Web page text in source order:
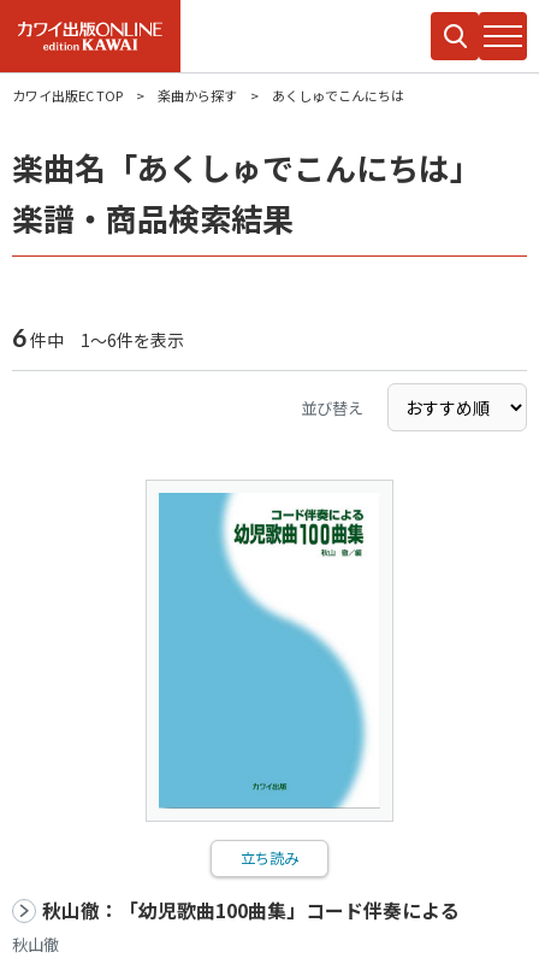
カワイ出版EC TOP 楽曲から探す あくしゅでこんにちは
楽曲名「あくしゅでこんにちは」
楽譜・商品検索結果
6件中 1～6件を表示
並び替え
立ち読み
秋山徹：「幼児歌曲100曲集」コード伴奏による
秋山徹